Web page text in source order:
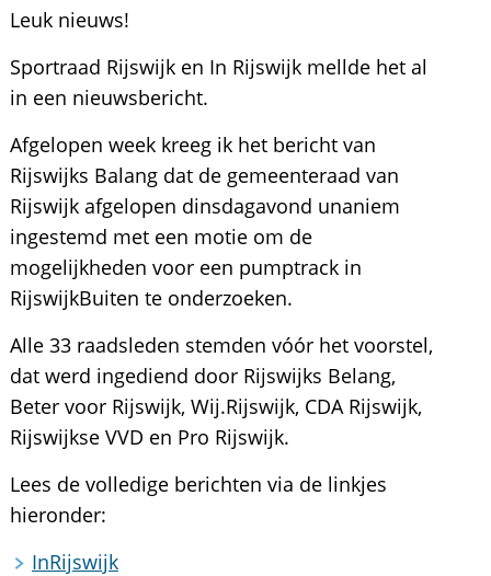
Leuk nieuws!
Sportraad Rijswijk en In Rijswijk mellde het al
in een nieuwsbericht.
Afgelopen week kreeg ik het bericht van
Rijswijks Balang dat de gemeenteraad van
Rijswijk afgelopen dinsdagavond unaniem
ingestemd met een motie om de
mogelijkheden voor een pumptrack in
RijswijkBuiten te onderzoeken.
Alle 33 raadsleden stemden vóór het voorstel,
dat werd ingediend door Rijswijks Belang,
Beter voor Rijswijk, Wij.Rijswijk, CDA Rijswijk,
Rijswijkse VVD en Pro Rijswijk.
Lees de volledige berichten via de linkjes
hieronder:
InRijswijk